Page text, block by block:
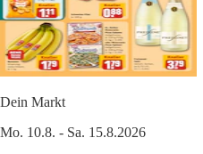
Dein Markt
Mo. 10.8. - Sa. 15.8.2026